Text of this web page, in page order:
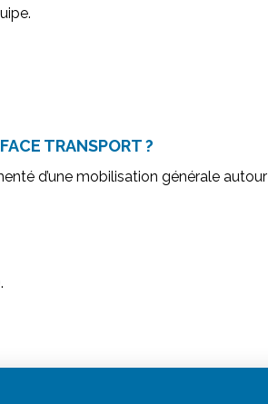
TRANSPORT ?
d’une mobilisation générale autour